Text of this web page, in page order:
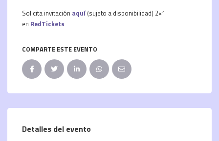
Solicita invitación aquí (sujeto a disponibilidad) 2×1
en RedTickets
COMPARTE ESTE EVENTO
Detalles del evento